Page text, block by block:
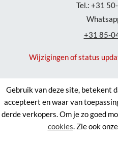
Tel.: +31
+31 85-
Wijzigingen of status
Gebruik van deze site, betekent
accepteert en waar van
derde verkopers. Om je zo goed
cookies. Zie ook onze